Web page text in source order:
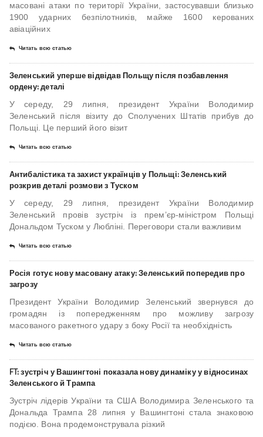
масовані атаки по території України, застосувавши близько
1900 ударних безпілотників, майже 1600 керованих
авіаційних
Читать всю статью
Зеленський уперше відвідав Польщу після позбавлення
ордену: деталі
У середу, 29 липня, президент України Володимир
Зеленський після візиту до Сполучених Штатів прибув до
Польщі. Це перший його візит
Читать всю статью
Антибалістика та захист українців у Польщі: Зеленський
розкрив деталі розмови з Туском
У середу, 29 липня, президент України Володимир
Зеленський провів зустріч із прем’єр-міністром Польщі
Дональдом Туском у Любліні. Переговори стали важливим
Читать всю статью
Росія готує нову масовану атаку: Зеленський попередив про
загрозу
Президент України Володимир Зеленський звернувся до
громадян із попередженням про можливу загрозу
масованого ракетного удару з боку Росії та необхідність
Читать всю статью
FT: зустріч у Вашингтоні показала нову динаміку у відносинах
Зеленського й Трампа
Зустріч лідерів України та США Володимира Зеленського та
Дональда Трампа 28 липня у Вашингтоні стала знаковою
подією. Вона продемонструвала різкий